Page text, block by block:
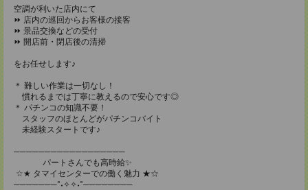
空調が利いた店内にて
⏩ 店内の巡回からお客様の接客
⏩ 景品交換などの受付
⏩ 開店前・閉店後の清掃
をお任せします♪
＊ 難しい作業は一切なし！
慣れるまでは丁寧に教えるので安心です◎
＊ パチンコの知識不要！
スタッフのほとんどがパチンコバイト
未経験スタートです♪
──────────────────
パートさんでも高時給✨
☆★ タマイセンターでの働く魅力 ★☆
───────°˖✧✧˖°────────